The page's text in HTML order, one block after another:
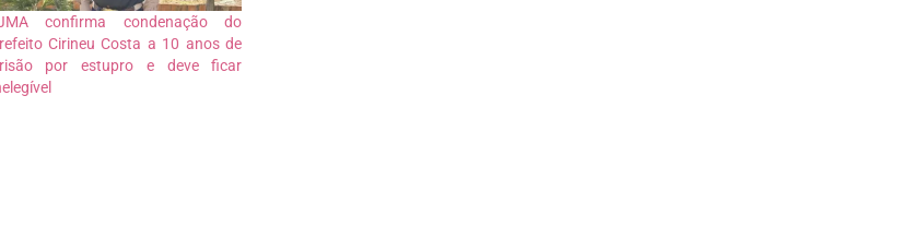
confirma condenação do
Cirineu Costa a 10 anos de
por estupro e deve ficar